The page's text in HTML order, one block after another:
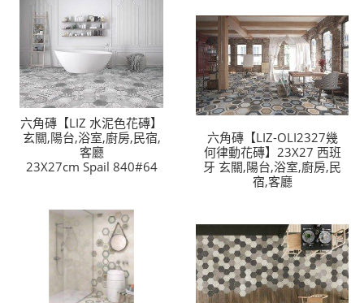
六角磚【LIZ 水泥色花磚】
玄關,陽台,浴室,廚房,民宿,
客廳
23X27cm Spail 840#64
六角磚【LIZ-OLI2327幾
何律動花磚】23X27 西班
牙 玄關,陽台,浴室,廚房,民
宿,客廳